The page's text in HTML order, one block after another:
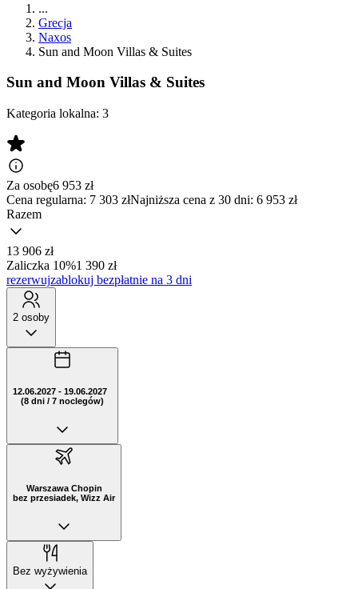
...
Grecja
Naxos
Sun and Moon Villas & Suites
Sun and Moon Villas & Suites
Kategoria lokalna: 3
Za osobę6 953 zł
Cena regularna: 7 303 złNajniższa cena z 30 dni: 6 953 zł
Razem
13 906 zł
Zaliczka 10%1 390 zł
rezerwujzablokuj bezpłatnie na 3 dni
2 osoby
12.06.2027 - 19.06.2027
(8 dni / 7 noclegów)
Warszawa Chopin
bez przesiadek, Wizz Air
Bez wyżywienia